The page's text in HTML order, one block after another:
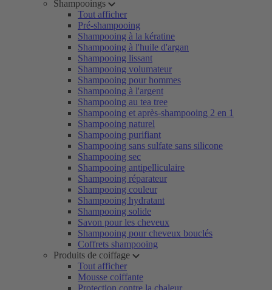
Shampooings
Tout afficher
Pré-shampooing
Shampooing à la kératine
Shampooing à l'huile d'argan
Shampooing lissant
Shampooing volumateur
Shampooing pour hommes
Shampooing à l'argent
Shampooing au tea tree
Shampooing et après-shampooing 2 en 1
Shampooing naturel
Shampooing purifiant
Shampooing sans sulfate sans silicone
Shampooing sec
Shampooing antipelliculaire
Shampooing réparateur
Shampooing couleur
Shampooing hydratant
Shampooing solide
Savon pour les cheveux
Shampooing pour cheveux bouclés
Coffrets shampooing
Produits de coiffage
Tout afficher
Mousse coiffante
Protection contre la chaleur